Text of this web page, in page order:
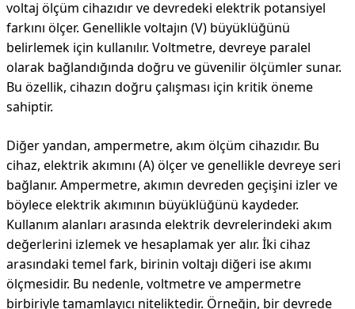
voltaj ölçüm cihazıdır ve devredeki elektrik potansiyel
farkını ölçer. Genellikle voltajın (V) büyüklüğünü
belirlemek için kullanılır. Voltmetre, devreye paralel
olarak bağlandığında doğru ve güvenilir ölçümler sunar.
Bu özellik, cihazın doğru çalışması için kritik öneme
sahiptir.
Diğer yandan, ampermetre, akım ölçüm cihazıdır. Bu
cihaz, elektrik akımını (A) ölçer ve genellikle devreye seri
bağlanır. Ampermetre, akımın devreden geçişini izler ve
böylece elektrik akımının büyüklüğünü kaydeder.
Kullanım alanları arasında elektrik devrelerindeki akım
değerlerini izlemek ve hesaplamak yer alır. İki cihaz
arasındaki temel fark, birinin voltajı diğeri ise akımı
ölçmesidir. Bu nedenle, voltmetre ve ampermetre
birbiriyle tamamlayıcı niteliktedir. Örneğin, bir devrede